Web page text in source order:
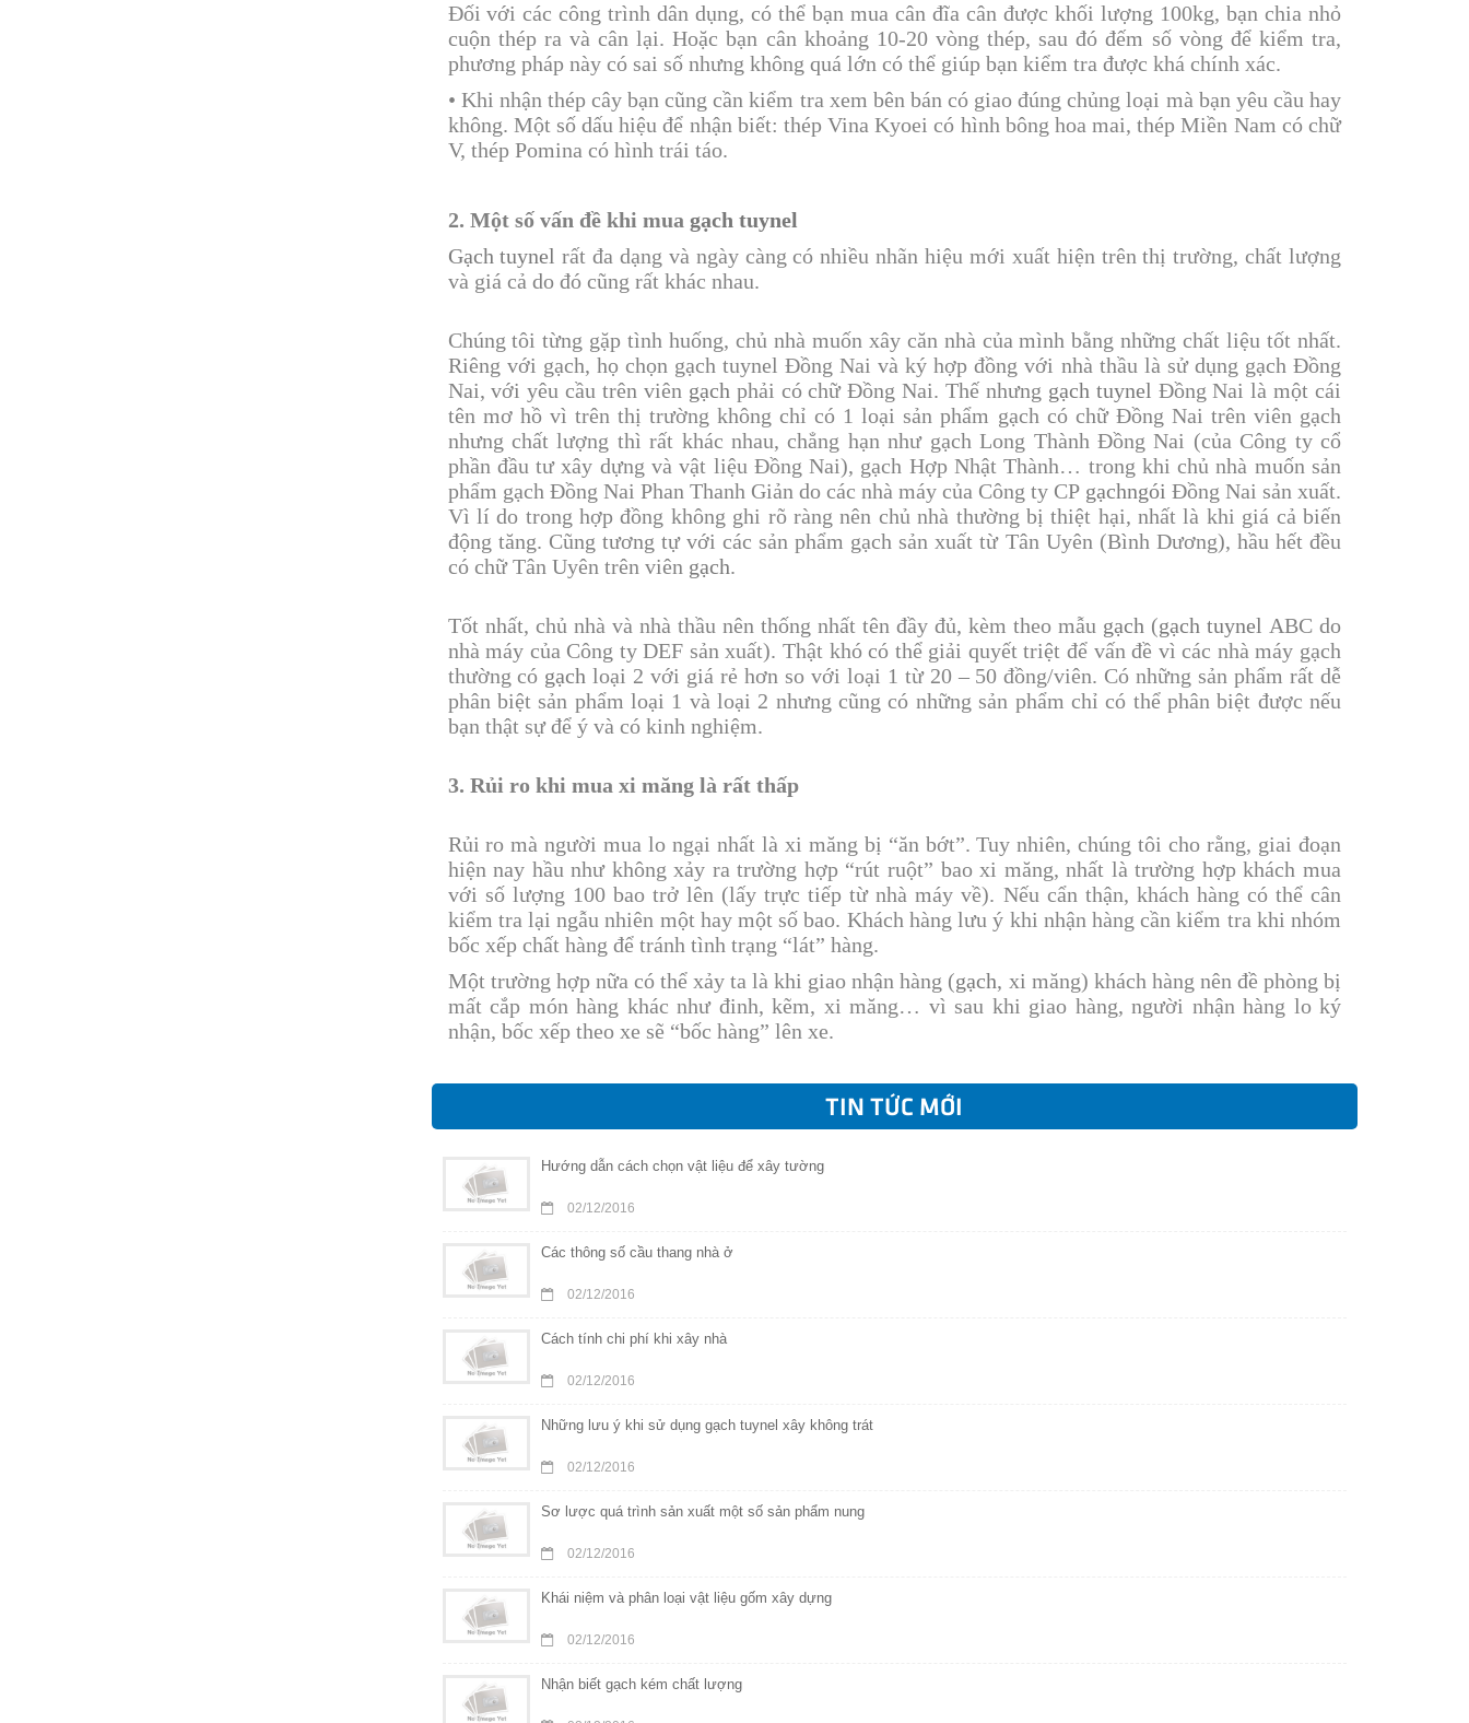
Đối với các công trình dân dụng, có thể bạn mua cân đĩa cân được khối lượng 100kg, bạn chia nhỏ
cuộn thép ra và cân lại. Hoặc bạn cân khoảng 10-20 vòng thép, sau đó đếm số vòng để kiểm tra,
phương pháp này có sai số nhưng không quá lớn có thể giúp bạn kiểm tra được khá chính xác.
• Khi nhận thép cây bạn cũng cần kiểm tra xem bên bán có giao đúng chủng loại mà bạn yêu cầu hay
không. Một số dấu hiệu để nhận biết: thép Vina Kyoei có hình bông hoa mai, thép Miền Nam có chữ
V, thép Pomina có hình trái táo.
2. Một số vấn đề khi mua gạch tuynel
Gạch tuynel rất đa dạng và ngày càng có nhiều nhãn hiệu mới xuất hiện trên thị trường, chất lượng
và giá cả do đó cũng rất khác nhau.
Chúng tôi từng gặp tình huống, chủ nhà muốn xây căn nhà của mình bằng những chất liệu tốt nhất.
Riêng với gạch, họ chọn gạch tuynel Đồng Nai và ký hợp đồng với nhà thầu là sử dụng gạch Đồng
Nai, với yêu cầu trên viên gạch phải có chữ Đồng Nai. Thế nhưng gạch tuynel Đồng Nai là một cái
tên mơ hồ vì trên thị trường không chỉ có 1 loại sản phẩm gạch có chữ Đồng Nai trên viên gạch
nhưng chất lượng thì rất khác nhau, chẳng hạn như gạch Long Thành Đồng Nai (của Công ty cổ
phần đầu tư xây dựng và vật liệu Đồng Nai), gạch Hợp Nhật Thành… trong khi chủ nhà muốn sản
phẩm gạch Đồng Nai Phan Thanh Giản do các nhà máy của Công ty CP gạchngói Đồng Nai sản xuất.
Vì lí do trong hợp đồng không ghi rõ ràng nên chủ nhà thường bị thiệt hại, nhất là khi giá cả biến
động tăng. Cũng tương tự với các sản phẩm gạch sản xuất từ Tân Uyên (Bình Dương), hầu hết đều
có chữ Tân Uyên trên viên gạch.
Tốt nhất, chủ nhà và nhà thầu nên thống nhất tên đầy đủ, kèm theo mẫu gạch (gạch tuynel ABC do
nhà máy của Công ty DEF sản xuất). Thật khó có thể giải quyết triệt để vấn đề vì các nhà máy gạch
thường có gạch loại 2 với giá rẻ hơn so với loại 1 từ 20 – 50 đồng/viên. Có những sản phẩm rất dễ
phân biệt sản phẩm loại 1 và loại 2 nhưng cũng có những sản phẩm chỉ có thể phân biệt được nếu
bạn thật sự để ý và có kinh nghiệm.
3. Rủi ro khi mua xi măng là rất thấp
Rủi ro mà người mua lo ngại nhất là xi măng bị “ăn bớt”. Tuy nhiên, chúng tôi cho rằng, giai đoạn
hiện nay hầu như không xảy ra trường hợp “rút ruột” bao xi măng, nhất là trường hợp khách mua
với số lượng 100 bao trở lên (lấy trực tiếp từ nhà máy về). Nếu cẩn thận, khách hàng có thể cân
kiểm tra lại ngẫu nhiên một hay một số bao. Khách hàng lưu ý khi nhận hàng cần kiểm tra khi nhóm
bốc xếp chất hàng để tránh tình trạng “lát” hàng.
Một trường hợp nữa có thể xảy ta là khi giao nhận hàng (gạch, xi măng) khách hàng nên đề phòng bị
mất cắp món hàng khác như đinh, kẽm, xi măng… vì sau khi giao hàng, người nhận hàng lo ký
nhận, bốc xếp theo xe sẽ “bốc hàng” lên xe.
TIN TỨC MỚI
Hướng dẫn cách chọn vật liệu để xây tường
02/12/2016
Các thông số cầu thang nhà ở
02/12/2016
Cách tính chi phí khi xây nhà
02/12/2016
Những lưu ý khi sử dụng gạch tuynel xây không trát
02/12/2016
Sơ lược quá trình sản xuất một số sản phẩm nung
02/12/2016
Khái niệm và phân loại vật liệu gốm xây dựng
02/12/2016
Nhận biết gạch kém chất lượng